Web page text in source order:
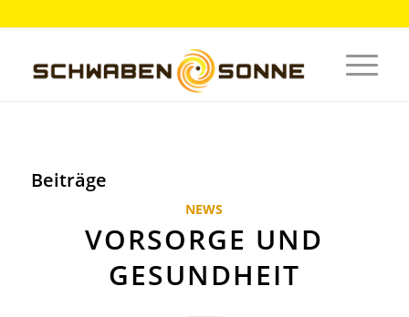
Beiträge
NEWS
VORSORGE UND
GESUNDHEIT